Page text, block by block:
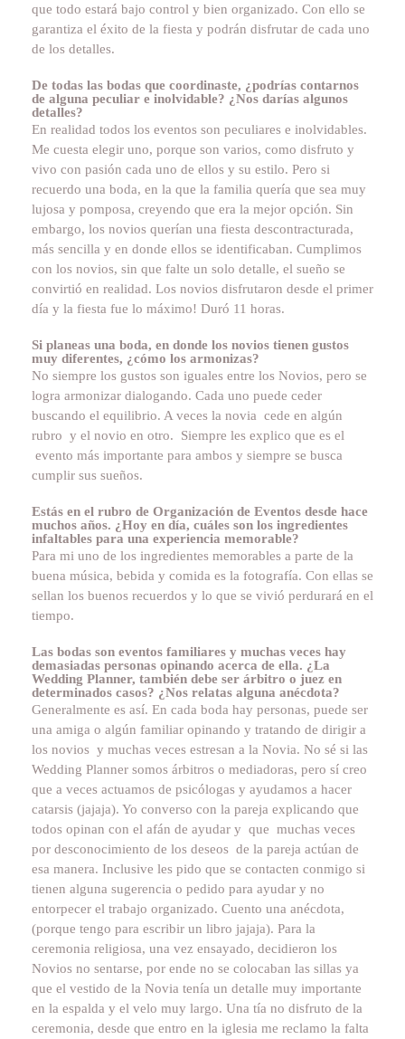
que todo estará bajo control y bien organizado. Con ello se
garantiza el éxito de la fiesta y podrán disfrutar de cada uno
de los detalles.
De todas las bodas que coordinaste, ¿podrías contarnos
de alguna peculiar e inolvidable? ¿Nos darías algunos
detalles?
En realidad todos los eventos son peculiares e inolvidables.
Me cuesta elegir uno, porque son varios, como disfruto y
vivo con pasión cada uno de ellos y su estilo. Pero si
recuerdo una boda, en la que la familia quería que sea muy
lujosa y pomposa, creyendo que era la mejor opción. Sin
embargo, los novios querían una fiesta descontracturada,
más sencilla y en donde ellos se identificaban. Cumplimos
con los novios, sin que falte un solo detalle, el sueño se
convirtió en realidad. Los novios disfrutaron desde el primer
día y la fiesta fue lo máximo! Duró 11 horas.
Si planeas una boda, en donde los novios tienen gustos
muy diferentes, ¿cómo los armonizas?
No siempre los gustos son iguales entre los Novios, pero se
logra armonizar dialogando. Cada uno puede ceder
buscando el equilibrio. A veces la novia cede en algún
rubro y el novio en otro. Siempre les explico que es el
evento más importante para ambos y siempre se busca
cumplir sus sueños.
Estás en el rubro de Organización de Eventos desde hace
muchos años. ¿Hoy en día, cuáles son los ingredientes
infaltables para una experiencia memorable?
Para mi uno de los ingredientes memorables a parte de la
buena música, bebida y comida es la fotografía. Con ellas se
sellan los buenos recuerdos y lo que se vivió perdurará en el
tiempo.
Las bodas son eventos familiares y muchas veces hay
demasiadas personas opinando acerca de ella. ¿La
Wedding Planner, también debe ser árbitro o juez en
determinados casos? ¿Nos relatas alguna anécdota?
Generalmente es así. En cada boda hay personas, puede ser
una amiga o algún familiar opinando y tratando de dirigir a
los novios y muchas veces estresan a la Novia. No sé si las
Wedding Planner somos árbitros o mediadoras, pero sí creo
que a veces actuamos de psicólogas y ayudamos a hacer
catarsis (jajaja). Yo converso con la pareja explicando que
todos opinan con el afán de ayudar y que muchas veces
por desconocimiento de los deseos de la pareja actúan de
esa manera. Inclusive les pido que se contacten conmigo si
tienen alguna sugerencia o pedido para ayudar y no
entorpecer el trabajo organizado. Cuento una anécdota,
(porque tengo para escribir un libro jajaja). Para la
ceremonia religiosa, una vez ensayado, decidieron los
Novios no sentarse, por ende no se colocaban las sillas ya
que el vestido de la Novia tenía un detalle muy importante
en la espalda y el velo muy largo. Una tía no disfruto de la
ceremonia, desde que entro en la iglesia me reclamo la falta